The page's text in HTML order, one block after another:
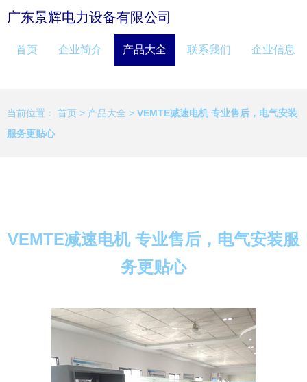
广东景辉电力设备有限公司
首页 企业简介 产品大全 联系我们 企业信息
当前位置： 首页 > 产品大全 > VEMTE减速电机 专业售后，电气安装
服务更贴心
VEMTE减速电机 专业售后，电气安装服
务更贴心